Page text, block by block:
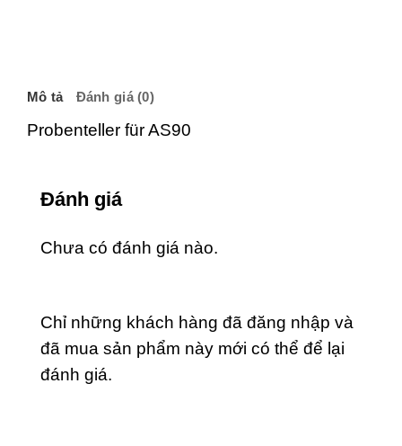
Mô tả Đánh giá (0)
Probenteller für AS90
Đánh giá
Chưa có đánh giá nào.
Chỉ những khách hàng đã đăng nhập và
đã mua sản phẩm này mới có thể để lại
đánh giá.